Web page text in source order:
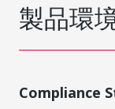
製品環
Compliance